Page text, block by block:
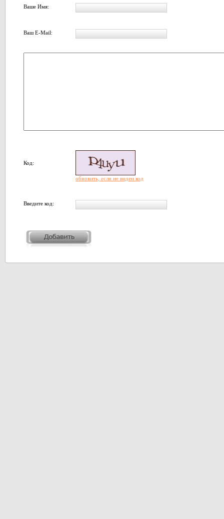
Ваше Имя:
Ваш E-Mail:
Код:
обновить, если не виден код
Введите код: